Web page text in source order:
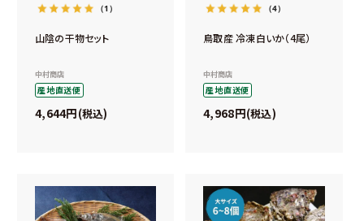
（1）
山陰の干物セット
中村商店
産地直送便
4,644 税込
（4）
鳥取産 冷凍白いか（4尾）
中村商店
産地直送便
4,968 税込